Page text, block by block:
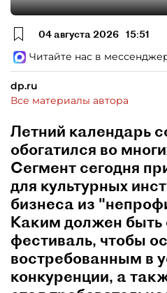
04 августа 2026 15:51
Читайте нас в
dp.ru
Все материалы автора
Летний календарь
обогатился во
Сегмент сегодня
для культурных
бизнеса из
Каким должен
фестиваль, чтобы
востребованным в
конкуренции, а